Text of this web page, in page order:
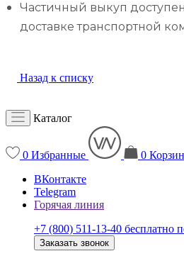
Частичный выкуп
доставке транспортной
Назад к списку
Каталог
0 Избранные 0
ВКонтакте
Telegram
Горячая линия
+7 (800) 511-13-40 бесплатно
Заказать звонок